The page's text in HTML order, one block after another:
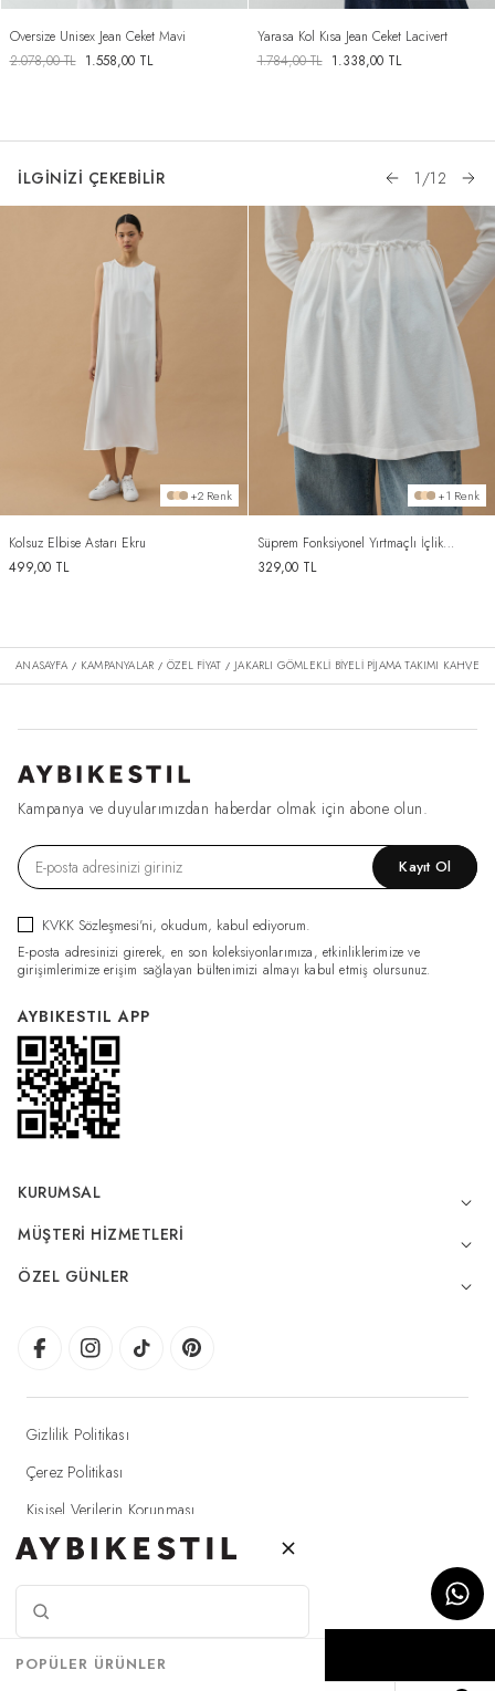
Oversize Unisex Jean Ceket Mavi
2.078,00TL 1.558,00TL
Yarasa Kol Kısa Jean Ceket Lacivert
1.784,00TL 1.338,00TL
İLGİNİZİ ÇEKEBİLİR 1 /12
+2 Renk
Kolsuz Elbise Astarı Ekru
499,00 TL
+1 Renk
Süprem Fonksiyonel Yırtmaçlı İçlik
Etek Ekru
329,00TL
ANASAYFA / KAMPANYALAR / ÖZEL FİYAT / JAKARLI GÖMLEKLI BIYELI PIJAMA TAKIMI KAHVE
Kampanya ve duyularımızdan haberdar olmak için abone olun.
Kayıt Ol
KVKK Sözleşmesi'ni, okudum, kabul ediyorum.
E-posta adresinizi girerek, en son koleksiyonlarımıza, etkinliklerimize ve
girişimlerimize erişim sağlayan bültenimizi almayı kabul etmiş olursunuz.
AYBIKESTIL APP
KURUMSAL
MÜŞTERI HIZMETLERI
ÖZEL GÜNLER
Gizlilik Politikası
Çerez Politikası
Kişisel Verilerin Korunması
Elektronik Ticaret Aydınlatma Metni
POPÜLER ÜRÜNLER